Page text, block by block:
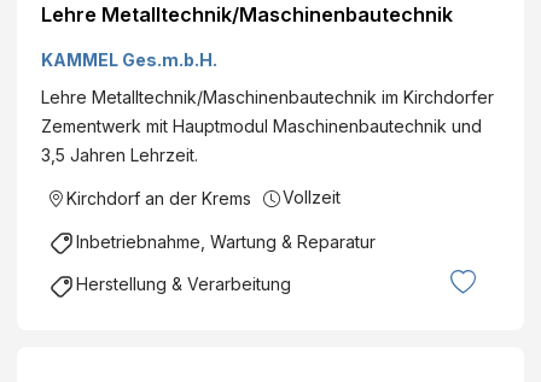
Lehre Metalltechnik/Maschinenbautechnik
KAMMEL Ges.m.b.H.
Lehre Metalltechnik/Maschinenbautechnik im Kirchdorfer
Zementwerk mit Hauptmodul Maschinenbautechnik und
3,5 Jahren Lehrzeit.
Kirchdorf an der Krems Vollzeit
Inbetriebnahme, Wartung & Reparatur
Herstellung & Verarbeitung